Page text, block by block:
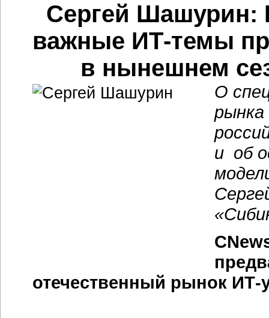
Сергей Шашурин:
важные ИТ-темы
в нынешнем
О
рынка
и об
отечественный рынок ИТ-